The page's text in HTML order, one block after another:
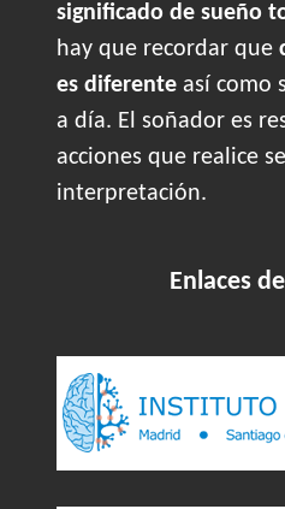
significado de sueño
hay que recordar que
es diferente así como
a día. El soñador es
acciones que realice
interpretación.
Enlaces